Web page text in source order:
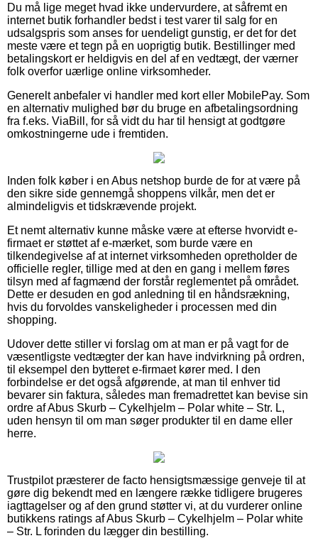
Du må lige meget hvad ikke undervurdere, at såfremt en
internet butik forhandler bedst i test varer til salg for en
udsalgspris som anses for uendeligt gunstig, er det for det
meste være et tegn på en uoprigtig butik. Bestillinger med
betalingskort er heldigvis en del af en vedtægt, der værner
folk overfor uærlige online virksomheder.
Generelt anbefaler vi handler med kort eller MobilePay. Som
en alternativ mulighed bør du bruge en afbetalingsordning
fra f.eks. ViaBill, for så vidt du har til hensigt at godtgøre
omkostningerne ude i fremtiden.
Inden folk køber i en Abus netshop burde de for at være på
den sikre side gennemgå shoppens vilkår, men det er
almindeligvis et tidskrævende projekt.
Et nemt alternativ kunne måske være at efterse hvorvidt e-
firmaet er støttet af e-mærket, som burde være en
tilkendegivelse af at internet virksomheden opretholder de
officielle regler, tillige med at den en gang i mellem føres
tilsyn med af fagmænd der forstår reglementet på området.
Dette er desuden en god anledning til en håndsrækning,
hvis du forvoldes vanskeligheder i processen med din
shopping.
Udover dette stiller vi forslag om at man er på vagt for de
væsentligste vedtægter der kan have indvirkning på ordren,
til eksempel den bytteret e-firmaet kører med. I den
forbindelse er det også afgørende, at man til enhver tid
bevarer sin faktura, således man fremadrettet kan bevise sin
ordre af Abus Skurb – Cykelhjelm – Polar white – Str. L,
uden hensyn til om man søger produkter til en dame eller
herre.
Trustpilot præsterer de facto hensigtsmæssige genveje til at
gøre dig bekendt med en længere række tidligere brugeres
iagttagelser og af den grund støtter vi, at du vurderer online
butikkens ratings af Abus Skurb – Cykelhjelm – Polar white
– Str. L forinden du lægger din bestilling.